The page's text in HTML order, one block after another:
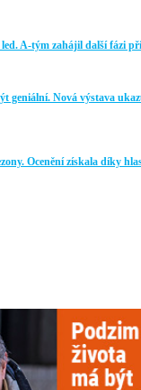
A-tým zahájil další fázi
geniální. Nová výstava
Ocenění získala díky